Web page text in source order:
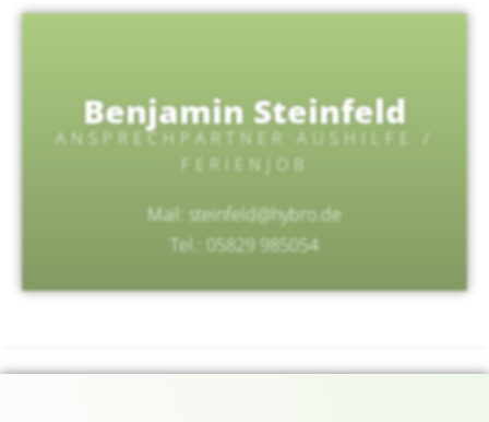
Benjamin Steinfeld
ANSPRECHPARTNER AUSHILFE /
FERIENJOB
Mail: steinfeld@hybro.de
Tel.: 05829 985054